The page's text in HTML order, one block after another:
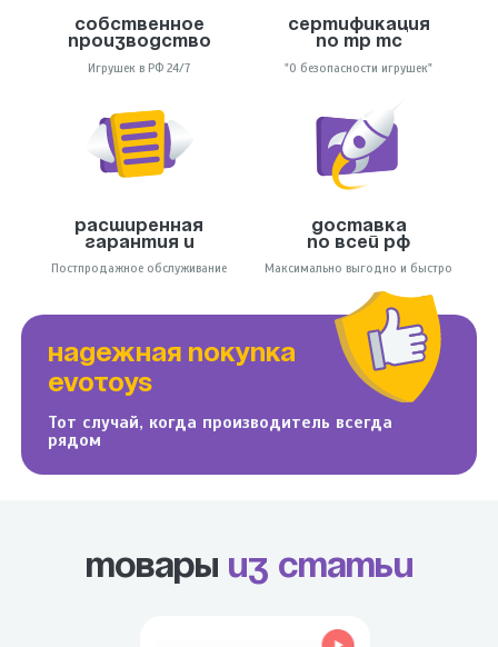
Собственное
производство
Игрушек в РФ 24/7
Сертификация
по тр тс
"О безопасности игрушек"
Расширенная
гарантия и
Постпродажное обслуживание
Доставка
по всей РФ
Максимально выгодно и быстро
НАДЕЖНАЯ ПОКУПКА
EVOTOYS
Тот случай, когда производитель всегда
рядом
Товары из статьи